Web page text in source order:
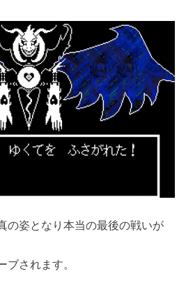
の姿となり本当の最後の戦いが
されます。